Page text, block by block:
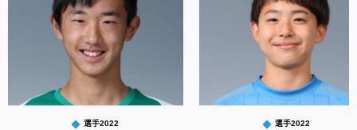
選手2022 選手2022